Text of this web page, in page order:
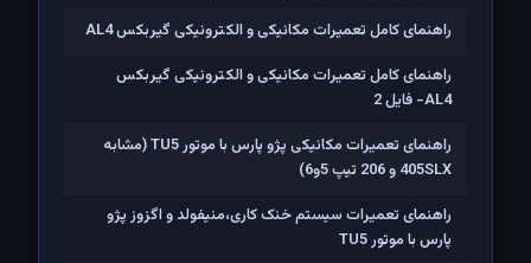
راهنمای کامل تعمیرات مکانیکی و الکترونیکی گیربکس AL4
راهنمای کامل تعمیرات مکانیکی و الکترونیکی گیربکس
AL4- فایل 2
راهنمای تعمیرات مکانیکی پژو پارس با موتور TU5 (مشابه
405SLX و 206 تیپ 5و6)
راهنمای تعمیرات سیستم خنک کاری،منیفولد و اگزوز پژو
پارس با موتور TU5